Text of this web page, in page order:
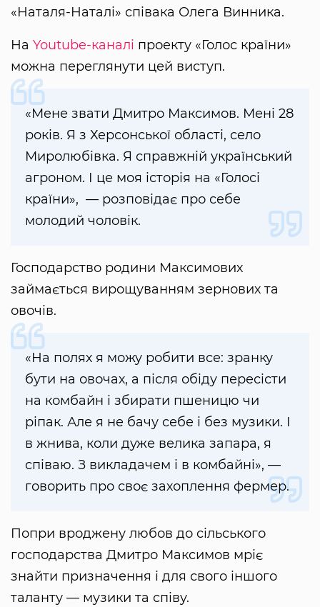
«Наталя-Наталі» співака Олега Винника.
На Youtube-каналі проекту «Голос країни»
можна переглянути цей виступ.
«Мене звати Дмитро Максимов. Мені 28
років. Я з Херсонської області, село
Миролюбівка. Я справжній український
агроном. І це моя історія на «Голосі
країни», — розповідає про себе
молодий чоловік.
Господарство родини Максимових
займається вирощуванням зернових та
овочів.
«На полях я можу робити все: зранку
бути на овочах, а після обіду пересісти
на комбайн і збирати пшеницю чи
ріпак. Але я не бачу себе і без музики. І
в жнива, коли дуже велика запара, я
співаю. З викладачем і в комбайні», —
говорить про своє захоплення фермер.
Попри вроджену любов до сільського
господарства Дмитро Максимов мріє
знайти призначення і для свого іншого
таланту — музики та співу.